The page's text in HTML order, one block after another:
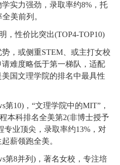
实力强劲，录取率约8%，托
美前列。
性价比突出(TOP4-TOP10)
或侧重STEM、或主打女校
难度略低于第一梯队，适配
国文理学院的排名中最具性
10)，“文理学院中的MIT”，
本科排名全美第2(非博士授予
专业顶尖，录取率约13%，对
薪领跑全美。
8并列)，著名女校，专注培